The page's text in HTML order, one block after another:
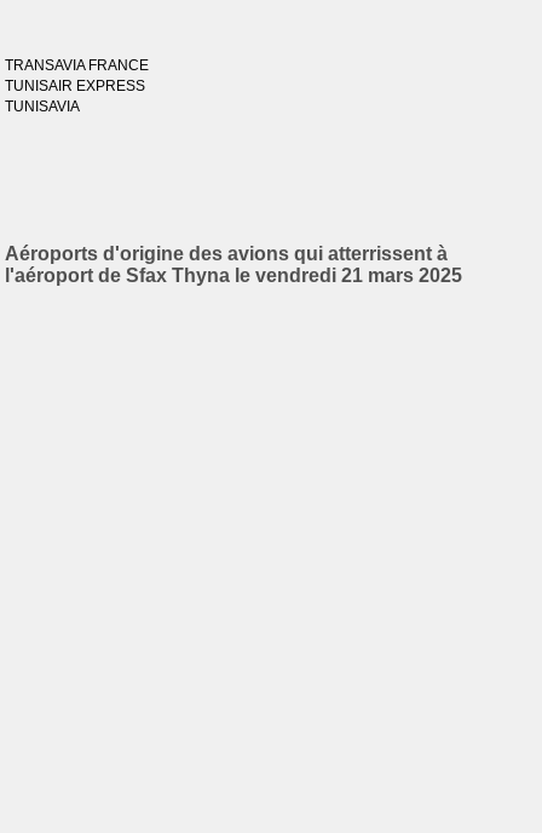
TRANSAVIA FRANCE
TUNISAIR EXPRESS
TUNISAVIA
Aéroports d'origine des avions qui atterrissent à
l'aéroport de Sfax Thyna le vendredi 21 mars 2025